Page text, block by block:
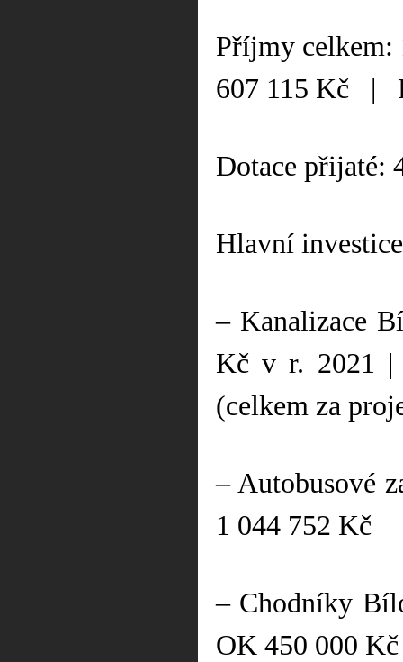
Příjmy celkem:
607 115 Kč
|
Dotace přijaté:
Hlavní
– Kanalizace
Kč v r. 2021 |
(celkem za
– Autobusové
1 044 752 Kč
– Chodníky
OK 450 000 Kč